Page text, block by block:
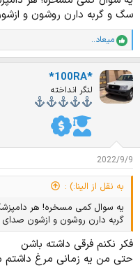
سگ و گربه دارن روشون و
ا
م
ت
ی
ا
ز
میعاد..
*100RA*
لنگر انداخته
2022/9/9
به نقل از الینا:) :
یه سوال کمی مسخره! هر
گربه دارن روشون و ازشون
فکر نکنم فرقی داشته باشن
حتی من یه زمانی مرغ داشتم